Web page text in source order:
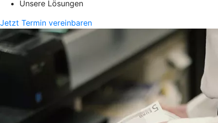
Unsere Lösungen
Jetzt Termin vereinbaren